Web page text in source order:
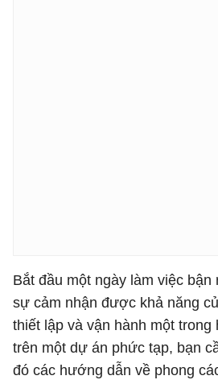
Bắt đầu một ngày làm việc
sự cảm nhận được khả năng
thiết lập và vận hành một trong
trên một dự án phức tạp, bạn
đó các hướng dẫn về phong